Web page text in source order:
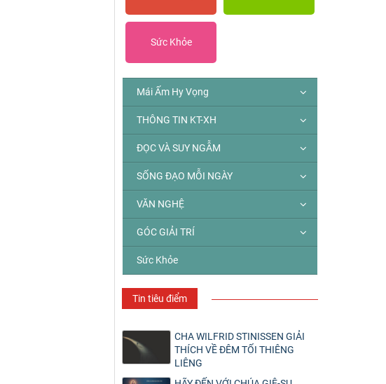
Sức Khỏe
Mái Ấm Hy Vọng
THÔNG TIN KT-XH
ĐỌC VÀ SUY NGẪM
SỐNG ĐẠO MỖI NGÀY
VĂN NGHỆ
GÓC GIẢI TRÍ
Sức Khỏe
Tin tiêu điểm
CHA WILFRID STINISSEN GIẢI
THÍCH VỀ ĐÊM TỐI THIÊNG
LIÊNG